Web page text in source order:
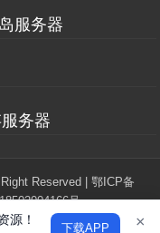
服务器
务器
Reserved | 鄂ICP备
号
有，本站与Mojang，微软
×
源！
下载APP